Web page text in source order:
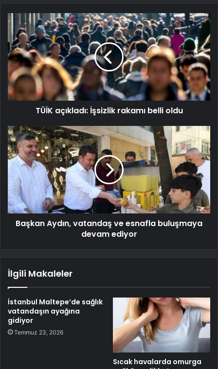
TÜİK açıkladı: İşsizlik rakamı belli oldu
Başkan Aydın, vatandaş ve esnafla buluşmaya
devam ediyor
İlgili Makaleler
İstanbul Maltepe’de sağlık
vatandaşın ayağına
gidiyor
Temmuz 23, 2026
Sıcak havalarda omurga